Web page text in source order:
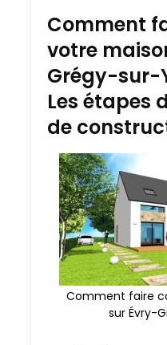
Comment
votre
Grégy-sur-
Les étapes
de
Comment faire
sur Évry-